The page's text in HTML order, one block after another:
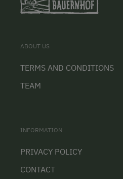
ABOUT US
TERMS AND CONDITIONS
TEAM
INFORMATION
PRIVACY POLICY
CONTACT